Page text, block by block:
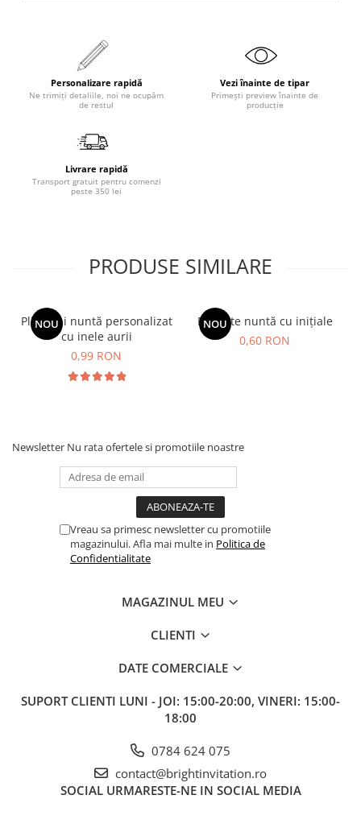
Personalizare rapidă
Ne trimiți detaliile, noi ne ocupăm
de restul
Vezi înainte de tipar
Primești preview înainte de
producție
Livrare rapidă
Transport gratuit pentru comenzi
peste 350 lei
PRODUSE SIMILARE
NOU
Plic bani nuntă personalizat
cu inele aurii
0,99 RON
NOU
Etichete nuntă cu inițiale
0,60 RON
Newsletter Nu rata ofertele si promotiile noastre
Vreau sa primesc newsletter cu promotiile
magazinului. Afla mai multe in Politica de
Confidentialitate
MAGAZINUL MEU
CLIENTI
DATE COMERCIALE
SUPORT CLIENTI LUNI - JOI: 15:00-20:00, VINERI: 15:00-
18:00
0784 624 075
contact@brightinvitation.ro
SOCIAL URMARESTE-NE IN SOCIAL MEDIA